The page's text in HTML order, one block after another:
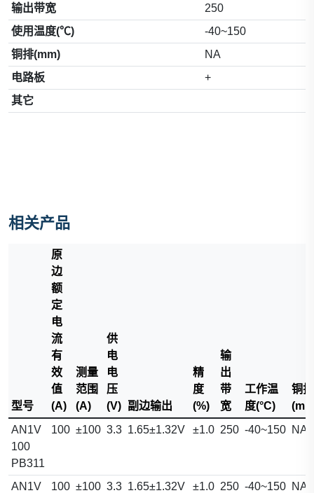
输出带宽
250
使用温度(℃)
-40~150
铜排(mm)
NA
电路板
+
其它
相关产品
型号
原
边
额
定
电
流
有
效
值
(A)
测量
范围
(A)
供
电
电
压
(V) 副边输出
精
度
(%)
输
出
带
宽
工作温
度(°C)
铜排
AN1V
100
PB311
100 ±100 3.3 1.65±1.32V ±1.0 250 -40~150 NA
AN1V 100 ±100 3.3 1.65±1.32V ±1.0 250 -40~150 NA